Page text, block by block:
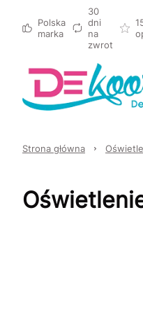
Polska
marka
30
dni
na
zwrot
Strona główna